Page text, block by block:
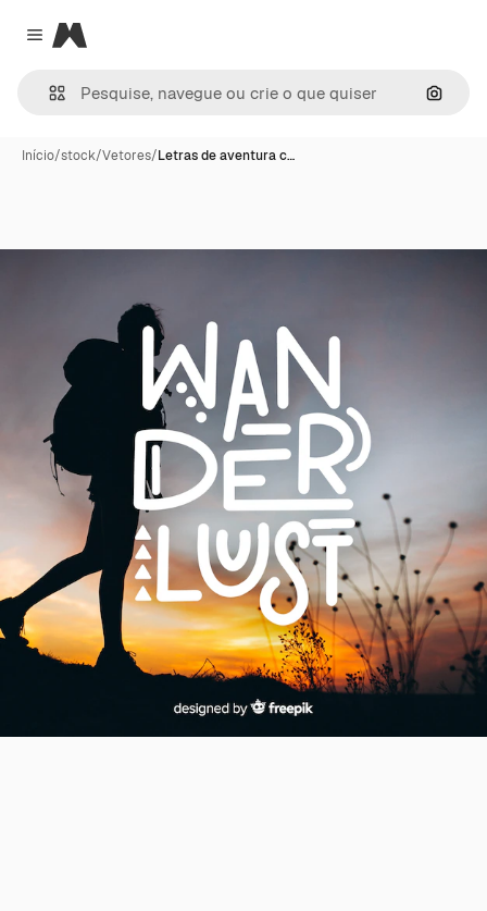
Close menu
Magnific
Início/stock/Vetores/Letras de aventura c…